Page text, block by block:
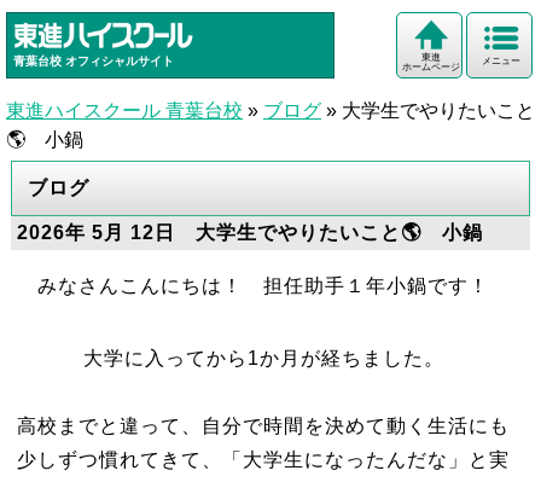
青葉台校 オフィシャルサイト メニュー
東進
ホームページ
東進ハイスクール 青葉台校 » ブログ » 大学生でやりたいこと
🌎 小鍋
ブログ
2026年 5月 12日 大学生でやりたいこと🌎 小鍋
みなさんこんにちは！ 担任助手１年小鍋です！
大学に入ってから1か月が経ちました。
高校までと違って、自分で時間を決めて動く生活にも
少しずつ慣れてきて、「大学生になったんだな」と実